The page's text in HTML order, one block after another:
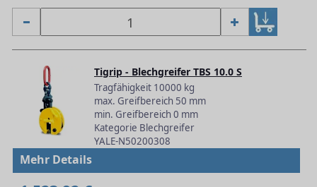
Tigrip - Blechgreifer TBS 10.0 S
Tragfähigkeit 10000 kg
max. Greifbereich 50 mm
min. Greifbereich 0 mm
Kategorie Blechgreifer
YALE-N50200308
Mehr Details